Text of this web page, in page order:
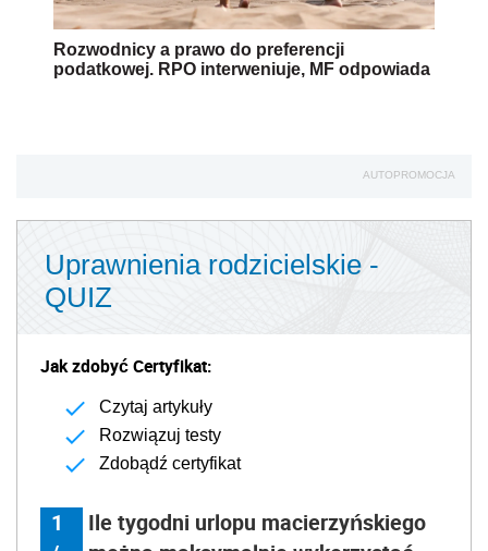
Rozwodnicy a prawo do preferencji
podatkowej. RPO interweniuje, MF odpowiada
AUTOPROMOCJA
Uprawnienia rodzicielskie -
QUIZ
Jak zdobyć Certyfikat:
Czytaj artykuły
Rozwiązuj testy
Zdobądź certyfikat
1
Ile tygodni urlopu macierzyńskiego